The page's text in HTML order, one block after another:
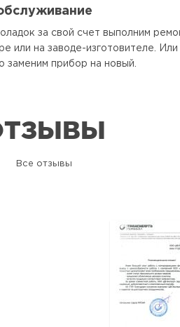
за свой счет выполним
или на заводе-изготовителе. Или
заменим прибор на новый.
Все отзывы